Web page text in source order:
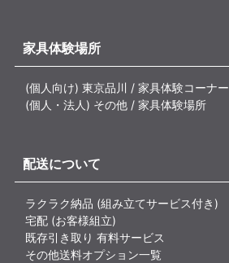
家具体験場所
(個人向け) 東京品川 / 家具体験コーナー
(個人・法人) その他 / 家具体験場所
配送について
ラクラク納品 (組み立てサービス付き)
宅配 (お客様組立)
既存引き取り 有料サービス
その他送料オプション一覧